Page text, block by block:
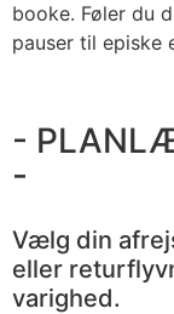
booke. Føler du
pauser til episke
-
-
Vælg din
eller
varighed.